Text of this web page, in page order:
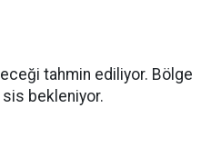
tahmin ediliyor. Bölge
bekleniyor.